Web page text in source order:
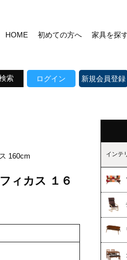
HOME 初めての方へ 家具を探
ログイン 新規会員登録
160cm
ィカス １６
インテ